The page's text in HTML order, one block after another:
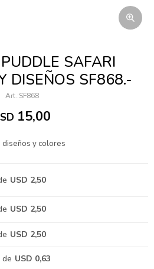
SAFARI
DISEÑOS SF868.-
SF868
15,00
diseños y colores
USD 2,50
USD 2,50
USD 2,50
de USD 0,63